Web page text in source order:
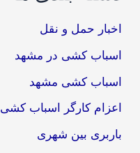
اخبار حمل و نقل
اسباب کشی در مشهد
اسباب کشی مشهد
اعزام کارگر اسباب کشی
باربری بین شهری